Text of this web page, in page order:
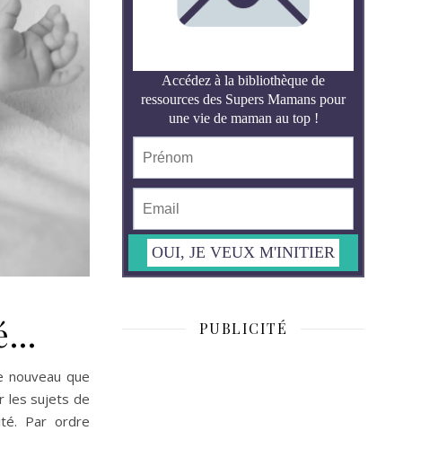
nouveau que
les sujets de
Par ordre
PUBLICITÉ